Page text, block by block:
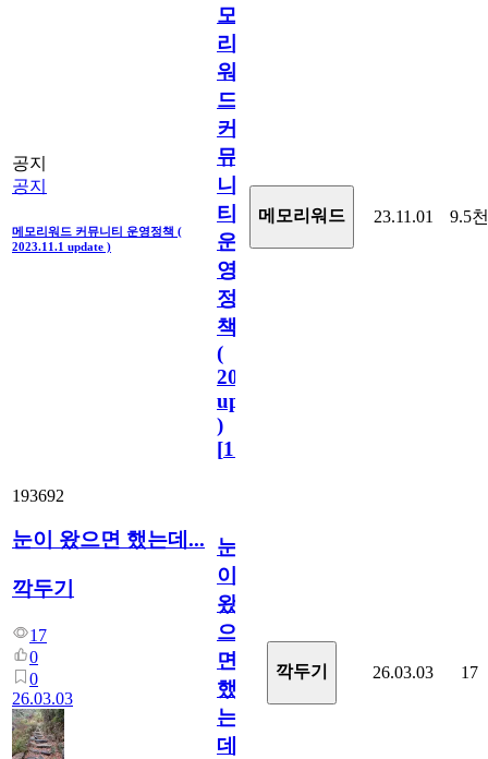
공지
공지
메모리워드 커뮤니티 운영정책 (
2023.11.1 update )
모
리
워
드
커
뮤
니
티
운
영
정
책
(
2023.11.1
update
)
[110
메모리워드 23.11.01 9.5천
193692
눈이 왔으면 했는데...
깍두기
17
0
0
26.03.03
눈
이
왔
으
면
했
는
데...
깍두기 26.03.03 17